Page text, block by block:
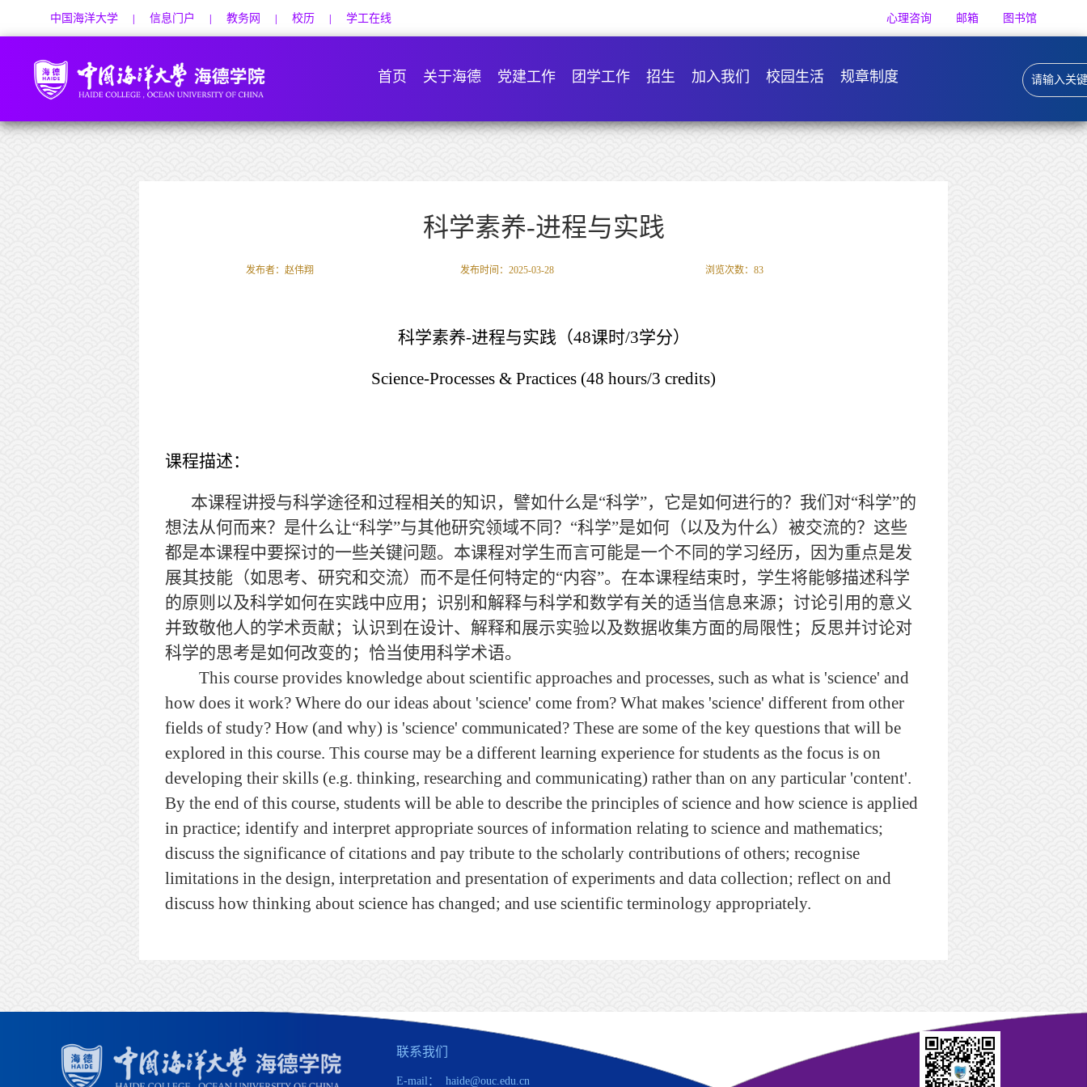
中国海洋大学 | 信息门户 | 教务网 | 校历 | 学工在线 心理咨询 邮箱 图书馆
首页 关于海德 党建工作 团学工作 招生 加入我们 校园生活 规章制度
科学素养-进程与实践
发布者：赵伟翔 发布时间：2025-03-28 浏览次数： 83
科学素养-进程与实践（48课时/3学分）
Science-Processes & Practices (48 hours/3 credits)
课程描述：
本课程讲授与科学途径和过程相关的知识，譬如什么是“科学”，它是如何进行的？我们对“科学”的
想法从何而来？ 是什么让“科学”与其他研究领域不同？ “科学”是如何（以及为什么）被交流的？这些
都是本课程中要探讨的一些关键问题。本课程对学生而言可能是一个不同的学习经历，因为重点是发
展其技能（如思考、研究和交流）而不是任何特定的“内容”。在本课程结束时，学生将能够描述科学
的原则以及科学如何在实践中应用；识别和解释与科学和数学有关的适当信息来源；讨论引用的意义
并致敬他人的学术贡献；认识到在设计、解释和展示实验以及数据收集方面的局限性；反思并讨论对
科学的思考是如何改变的；恰当使用科学术语。
This course provides knowledge about scientific approaches and processes, such as what is 'science' and
how does it work? Where do our ideas about 'science' come from? What makes 'science' different from other
fields of study? How (and why) is 'science' communicated? These are some of the key questions that will be
explored in this course. This course may be a different learning experience for students as the focus is on
developing their skills (e.g. thinking, researching and communicating) rather than on any particular 'content'.
By the end of this course, students will be able to describe the principles of science and how science is applied
in practice; identify and interpret appropriate sources of information relating to science and mathematics;
discuss the significance of citations and pay tribute to the scholarly contributions of others; recognise
limitations in the design, interpretation and presentation of experiments and data collection; reflect on and
discuss how thinking about science has changed; and use scientific terminology appropriately.
联系我们
E-mail： haide@ouc.edu.cn